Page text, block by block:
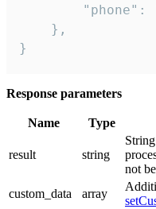
"phone":
    },
}
Response parameters
Name Type
result string
not
custom_data
array